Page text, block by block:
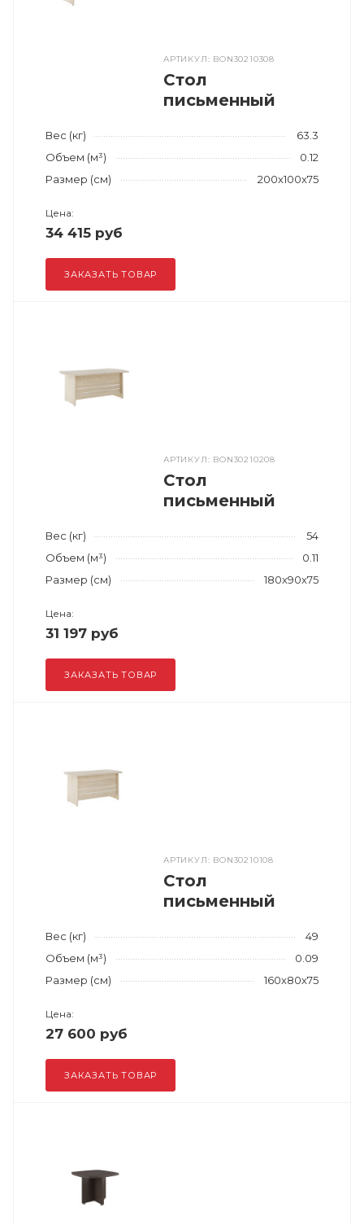
АРТИКУЛ: BON30210308
Стол
письменный
Вес (кг)
63.3
Объем (м³)
0.12
Размер (см)
200x100x75
Цена:
34 415 руб
ЗАКАЗАТЬ ТОВАР
АРТИКУЛ: BON30210208
Стол
письменный
Вес (кг)
54
Объем (м³)
0.11
Размер (см)
180x90x75
Цена:
31 197 руб
ЗАКАЗАТЬ ТОВАР
АРТИКУЛ: BON30210108
Стол
письменный
Вес (кг)
49
Объем (м³)
0.09
Размер (см)
160x80x75
Цена:
27 600 руб
ЗАКАЗАТЬ ТОВАР